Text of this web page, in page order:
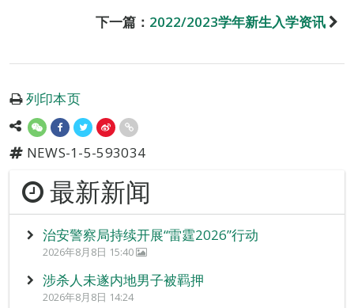
下一篇： 2022/2023学年新生入学资讯
列印本页
NEWS-1-5-593034
最新新闻
治安警察局持续开展“雷霆2026”行动
2026年8月8日 15:40
涉杀人未遂内地男子被羁押
2026年8月8日 14:24